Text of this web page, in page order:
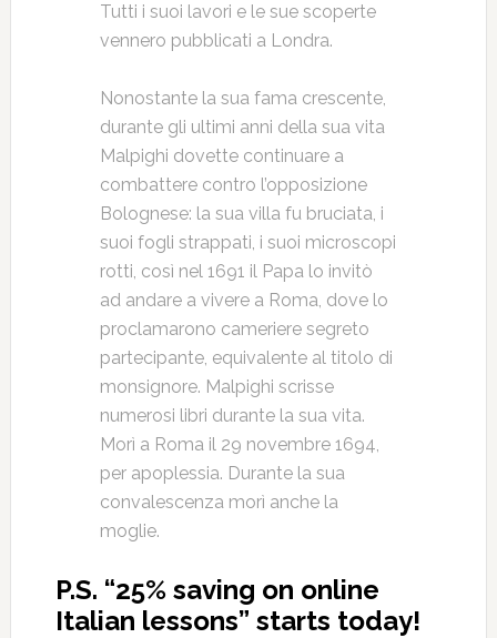
Tutti i suoi lavori e le sue scoperte
vennero pubblicati a Londra.
Nonostante la sua fama crescente,
durante gli ultimi anni della sua vita
Malpighi dovette continuare a
combattere contro l’opposizione
Bolognese: la sua villa fu bruciata, i
suoi fogli strappati, i suoi microscopi
rotti, così nel 1691 il Papa lo invitò
ad andare a vivere a Roma, dove lo
proclamarono cameriere segreto
partecipante, equivalente al titolo di
monsignore. Malpighi scrisse
numerosi libri durante la sua vita.
Morì a Roma il 29 novembre 1694,
per apoplessia. Durante la sua
convalescenza morì anche la
moglie.
P.S. “25% saving on online
Italian lessons” starts today!